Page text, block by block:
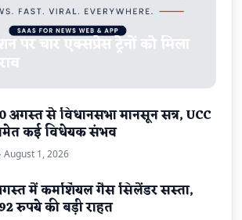
पर चार एक्सप्रेस ट्रेनों को मिला
अगस्त से विधानसभा मानसून सत्र, UCC
कई विधेयक संभव
August 1, 2026
में कमर्शियल गैस सिलेंडर सस्ता,
रुपये की बड़ी राहत